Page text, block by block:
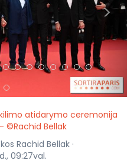
>
atidarymo ceremonija
©Rachid Bellak
Rachid Bellak ·
09:27val.